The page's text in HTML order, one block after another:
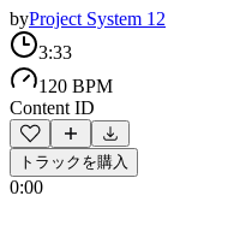
byProject System 12
3:33
120 BPM
Content ID
トラックを購入
0:00